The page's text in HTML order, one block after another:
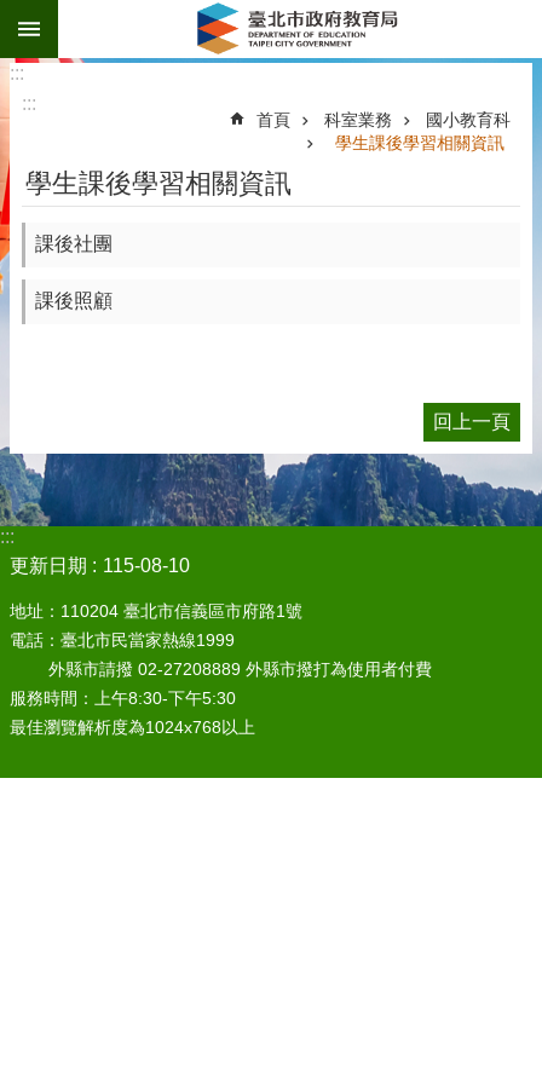
跳到主要內容區塊
:::
:::
首頁 科室業務
國小教育科
學生課後學習相關資訊
學生課後學習相關資訊
課後社團
課後照顧
回上一頁
:::
更新日期
115-08-10
地址：110204 臺北市信義區市府路1號
電話：臺北市民當家熱線1999
外縣市請撥 02-27208889 外縣市撥打為使用者付費
服務時間：上午8:30-下午5:30
最佳瀏覽解析度為1024x768以上